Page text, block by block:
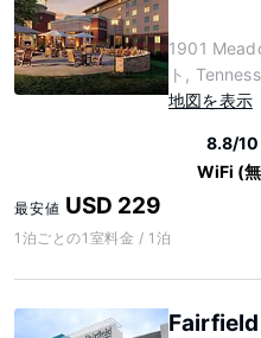
1901
ト,
地図を表示
8.8/10
WiFi (
最安値 USD 229
1泊ごとの1室料金 / 1泊